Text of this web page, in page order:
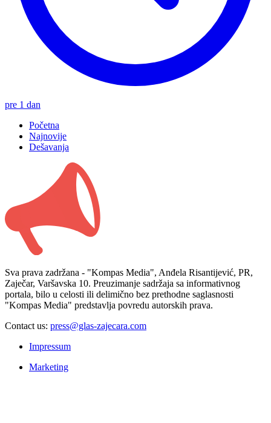
pre 1 dan
Početna
Najnovije
Dešavanja
Sva prava zadržana - "Kompas Media", Anđela Risantijević, PR,
Zaječar, Varšavska 10. Preuzimanje sadržaja sa informativnog
portala, bilo u celosti ili delimično bez prethodne saglasnosti
"Kompas Media" predstavlja povredu autorskih prava.
Contact us: press@glas-zajecara.com
Impressum
Marketing